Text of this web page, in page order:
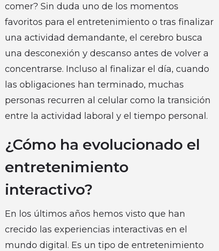
comer? Sin duda uno de los momentos
favoritos para el entretenimiento o tras finalizar
una actividad demandante, el cerebro busca
una desconexión y descanso antes de volver a
concentrarse. Incluso al finalizar el día, cuando
las obligaciones han terminado, muchas
personas recurren al celular como la transición
entre la actividad laboral y el tiempo personal.
¿Cómo ha evolucionado el
entretenimiento
interactivo?
En los últimos años hemos visto que han
crecido las experiencias interactivas en el
mundo digital. Es un tipo de entretenimiento